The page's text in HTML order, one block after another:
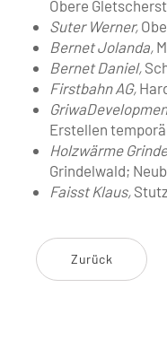
Obere
Suter Werner,
Bernet Jolanda,
Bernet Daniel,
Firstbahn AG,
Erstellen
Holzwärme
Grindelwald;
Faisst Klaus,
Zurück